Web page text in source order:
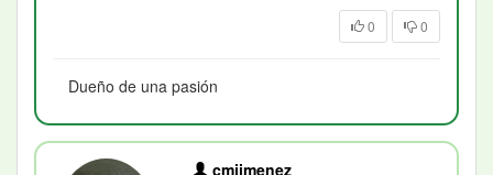
0 0
Dueño de una pasión
cmjimenez